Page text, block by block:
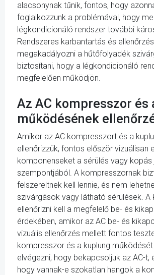
alacsonynak tűnik, fontos, hogy
foglalkozzunk a problémával, hogy
légkondicionáló rendszer további
Rendszeres karbantartás és
megakadályozni a hűtőfolyadék
biztosítani, hogy a légkondicionáló
megfelelően működjön.
Az AC kompresszor és
működésének
Amikor az AC kompresszort és a
ellenőrizzük, fontos először vizuálisan
komponenseket a sérülés vagy kopás
szempontjából. A kompresszornak
felszereltnek kell lennie, és nem
szivárgások vagy látható sérülések. A
ellenőrizni kell a megfelelő be- és
érdekében, amikor az AC be- és
vizuális ellenőrzés mellett fontos
kompresszor és a kuplung
elvégezni, hogy bekapcsoljuk az AC-t,
hogy vannak-e szokatlan hangok a